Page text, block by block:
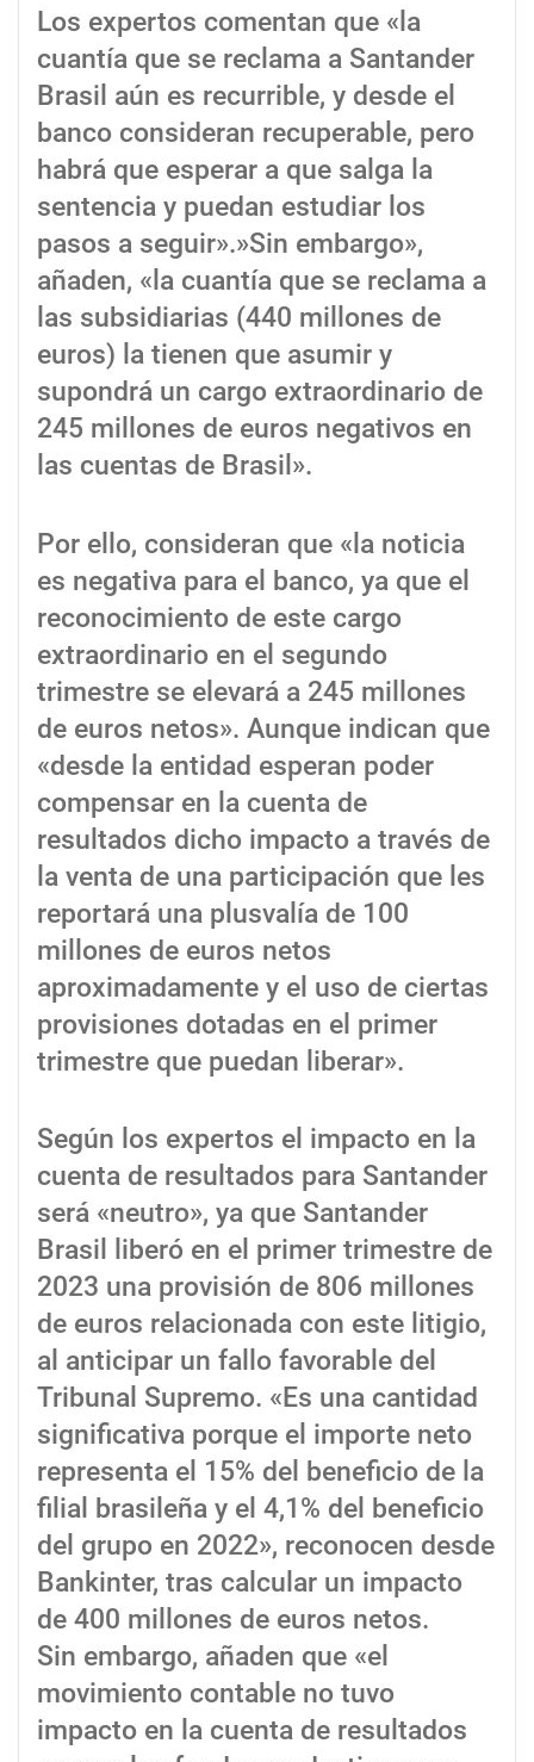
Los expertos comentan que «la
cuantía que se reclama a Santander
Brasil aún es recurrible, y desde el
banco consideran recuperable, pero
habrá que esperar a que salga la
sentencia y puedan estudiar los
pasos a seguir».»Sin embargo»,
añaden, «la cuantía que se reclama a
las subsidiarias (440 millones de
euros) la tienen que asumir y
supondrá un cargo extraordinario de
245 millones de euros negativos en
las cuentas de Brasil».
Por ello, consideran que «la noticia
es negativa para el banco, ya que el
reconocimiento de este cargo
extraordinario en el segundo
trimestre se elevará a 245 millones
de euros netos». Aunque indican que
«desde la entidad esperan poder
compensar en la cuenta de
resultados dicho impacto a través de
la venta de una participación que les
reportará una plusvalía de 100
millones de euros netos
aproximadamente y el uso de ciertas
provisiones dotadas en el primer
trimestre que puedan liberar».
Según los expertos el impacto en la
cuenta de resultados para Santander
será «neutro», ya que Santander
Brasil liberó en el primer trimestre de
2023 una provisión de 806 millones
de euros relacionada con este litigio,
al anticipar un fallo favorable del
Tribunal Supremo. «Es una cantidad
significativa porque el importe neto
representa el 15% del beneficio de la
filial brasileña y el 4,1% del beneficio
del grupo en 2022», reconocen desde
Bankinter, tras calcular un impacto
de 400 millones de euros netos.
Sin embargo, añaden que «el
movimiento contable no tuvo
impacto en la cuenta de resultados